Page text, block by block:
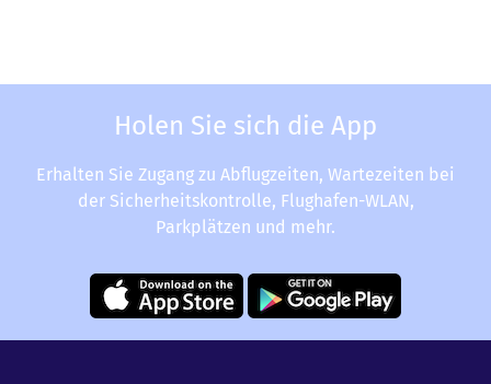
Holen Sie sich die App
Erhalten Sie Zugang zu Abflugzeiten, Wartezeiten bei
der Sicherheitskontrolle, Flughafen-WLAN,
Parkplätzen und mehr.